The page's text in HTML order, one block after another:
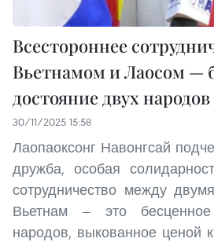
Всестороннее
Вьетнамом и Лаосом —
достояние двух народов
30/11/2025 15:58
Лаопаоксонг Навонгсай
дружба, особая
сотрудничество между
Вьетнам — это
народов, выкованное ценой